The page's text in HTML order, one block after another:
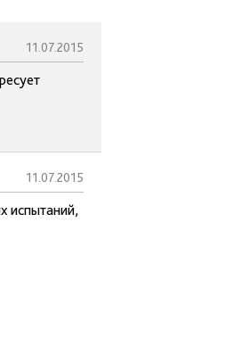
11.07.2015
11.07.2015
испытаний,